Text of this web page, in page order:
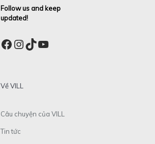
Follow us and keep
updated!
Facebook
Instagram
TikTok
YouTube
Về VILL
Câu chuyện của VILL
Tin tức